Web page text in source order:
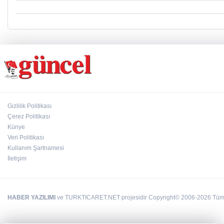
Gizlilik Politikası
Çerez Politikası
Künye
Veri Politikası
Kullanım Şartnamesi
İletişim
HABER YAZILIMI ve TURKTICARET.NET projesidir Copyright© 2006-2026 Tüm